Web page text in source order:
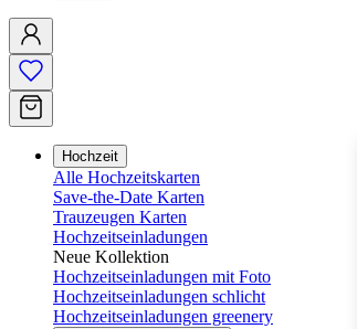
Hochzeit
Alle Hochzeitskarten
Save-the-Date Karten
Trauzeugen Karten
Hochzeitseinladungen
Neue Kollektion
Hochzeitseinladungen mit Foto
Hochzeitseinladungen schlicht
Hochzeitseinladungen greenery